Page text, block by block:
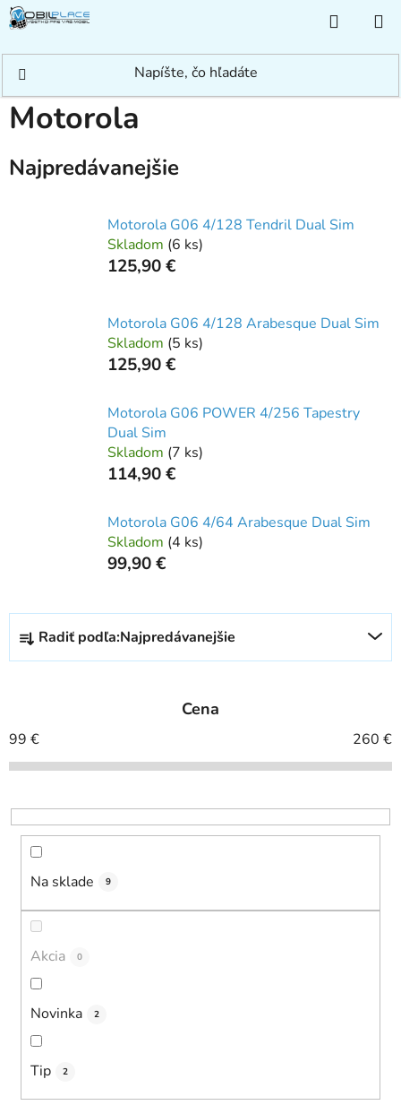
Prejsť
na
KOŠÍK
Motorola
Motorola
Najpredávanejšie
Motorola G06 4/128 Tendril Dual Sim
Skladom (6 ks)
125,90 €
Motorola G06 4/128 Arabesque Dual Sim
Skladom (5 ks)
125,90 €
Motorola G06 POWER 4/256 Tapestry
Dual Sim
Skladom (7 ks)
114,90 €
Motorola G06 4/64 Arabesque Dual Sim
Skladom (4 ks)
99,90 €
R
d
i
e
r
o
Radiť podľa:Najpredávanejšie
Cena
99 € 260 €
Na sklade 9
Akcia 0
Novinka 2
Tip 2